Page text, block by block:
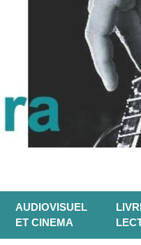
AUDIOVISUEL
ET CINEMA